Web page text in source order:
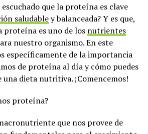
escuchado que la proteína es clave
saludabley balanceada? Y es que,
proteína es uno de los nutrientes
nuestro organismo. En este
específicamente de la importancia
de proteína al día y cómo puedes
dieta nutritiva. ¡Comencemos!
proteína?
que nos provee de